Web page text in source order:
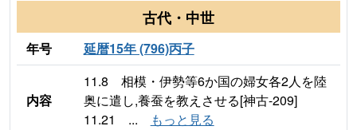
古代・中世
年号 延暦15年 (796)丙子
内容
11.8 相模・伊勢等6か国の婦女各2人を陸
奥に遣し,養蚕を教えさせる[神古-209]
11.21 ...
もっと見る